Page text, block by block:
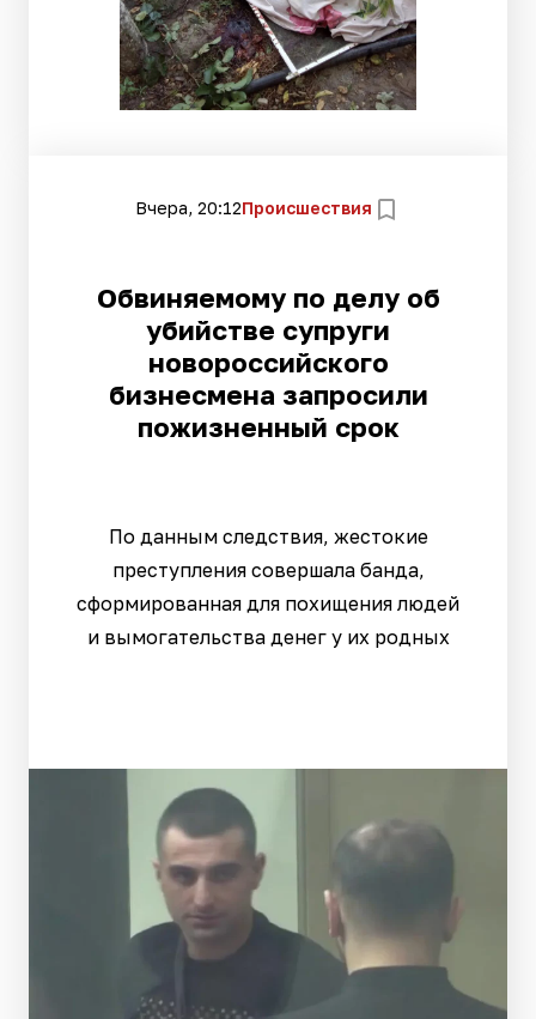
Вчера, 20:12Происшествия
Обвиняемому по делу об
убийстве супруги
новороссийского
бизнесмена запросили
пожизненный срок
По данным следствия, жестокие
преступления совершала банда,
сформированная для похищения людей
и вымогательства денег у их родных